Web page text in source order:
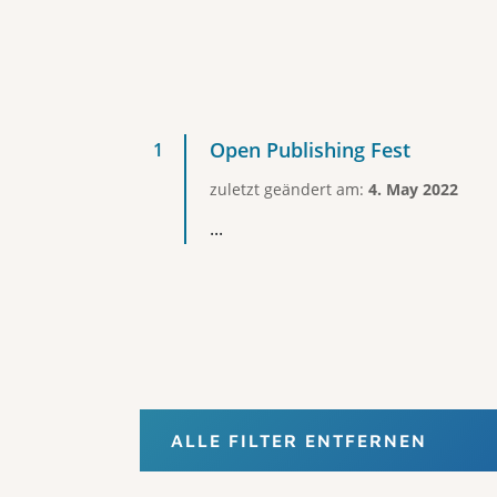
Open Publishing Fest
zuletzt geändert am: 4. May 2022
...
ALLE FILTER ENTFERNEN